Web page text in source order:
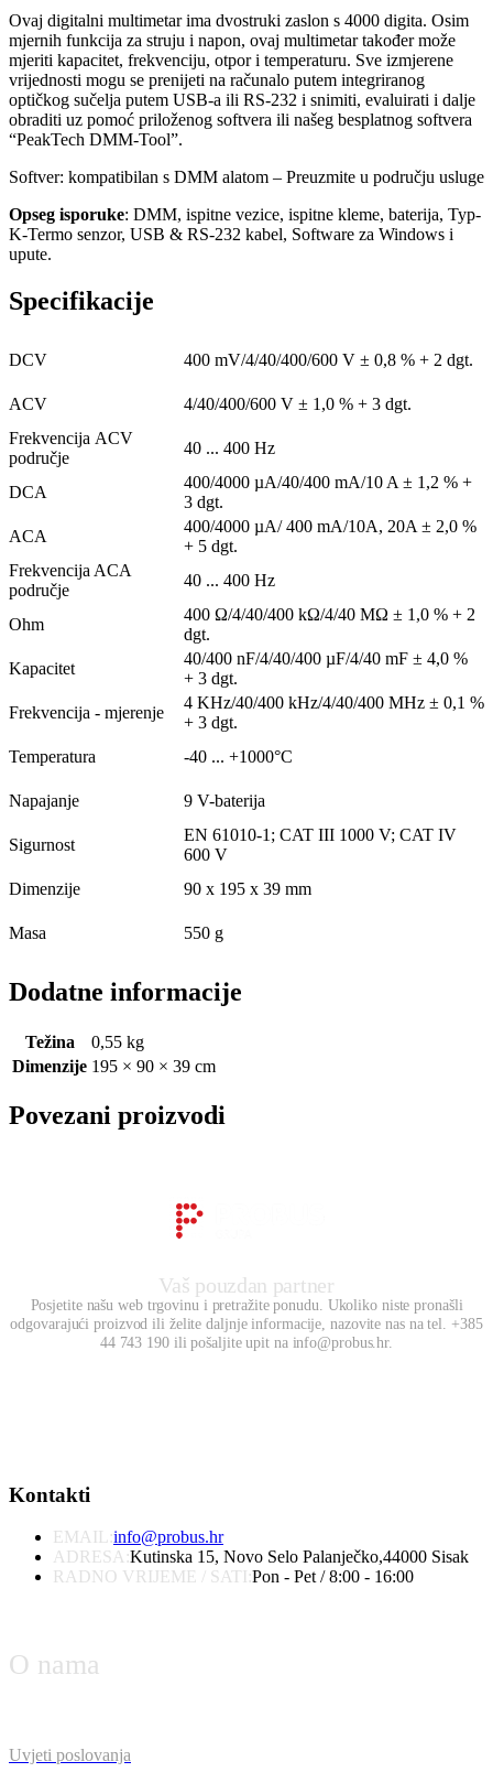
Ovaj digitalni multimetar ima dvostruki zaslon s 4000 digita. Osim
mjernih funkcija za struju i napon, ovaj multimetar također može
mjeriti kapacitet, frekvenciju, otpor i temperaturu. Sve izmjerene
vrijednosti mogu se prenijeti na računalo putem integriranog
optičkog sučelja putem USB-a ili RS-232 i snimiti, evaluirati i dalje
obraditi uz pomoć priloženog softvera ili našeg besplatnog softvera
“PeakTech DMM-Tool”.
Softver: kompatibilan s DMM alatom – Preuzmite u području usluge
Opseg isporuke: DMM, ispitne vezice, ispitne kleme, baterija, Typ-
K-Termo senzor, USB & RS-232 kabel, Software za Windows i
upute.
Specifikacije
DCV 400 mV/4/40/400/600 V ± 0,8 % + 2 dgt.
ACV
4/40/400/600 V ± 1,0 % + 3 dgt.
Frekvencija ACV
područje
40 ... 400 Hz
DCA
400/4000 µA/40/400 mA/10 A ± 1,2 % +
3 dgt.
ACA
400/4000 µA/ 400 mA/10A, 20A ± 2,0 %
+ 5 dgt.
Frekvencija ACA
područje
40 ... 400 Hz
Ohm
400 Ω/4/40/400 kΩ/4/40 MΩ ± 1,0 % + 2
dgt.
Kapacitet
40/400 nF/4/40/400 µF/4/40 mF ± 4,0 %
+ 3 dgt.
Frekvencija - mjerenje
4 KHz/40/400 kHz/4/40/400 MHz ± 0,1 %
+ 3 dgt.
Temperatura
-40 ... +1000°C
Napajanje 9 V-baterija
Sigurnost
EN 61010-1; CAT III 1000 V; CAT IV
600 V
Dimenzije
90 x 195 x 39 mm
Masa 550 g
Dodatne informacije
Težina
0,55 kg
Dimenzije 195 × 90 × 39 cm
Povezani proizvodi
Vaš pouzdan partner
Posjetite našu web trgovinu i pretražite ponudu. Ukoliko niste pronašli
odgovarajući proizvod ili želite daljnje informacije, nazovite nas na tel. +385
44 743 190 ili pošaljite upit na info@probus.hr.
Kontakti
EMAIL:info@probus.hr
ADRESA:Kutinska 15, Novo Selo Palanječko,44000 Sisak
RADNO VRIJEME / SATI:Pon - Pet / 8:00 - 16:00
O nama
Uvjeti poslovanja